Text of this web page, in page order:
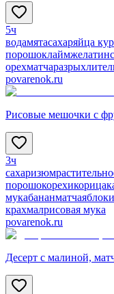
5ч
водамятасахаряйца
порошоклаймжелатин
орехматча
povarenok.ru
Рисовые мешочки с
3ч
сахаризюм
порошокорехикорица
мукабананматчаяблоки
крахмалрисовая мука
povarenok.ru
Десерт с малиной,